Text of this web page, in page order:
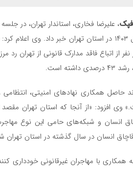
، علیرضا فخاری، استاندار تهران، در
۳۰۰ هزار مهاجر غیرقانونی طی سال ۱۴۰۳ در استان
حاصل همکاری نهادهای امنیتی،
وی افزود: «از آنجا که استان تهران
انسان و شبکه‌های حامی این نوع
همکاری با مهاجران غیرقانونی خودداری